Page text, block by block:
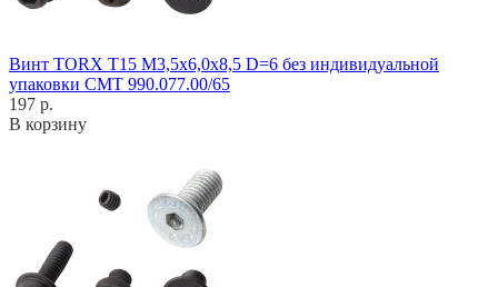
Винт TORX T15 M3,5x6,0x8,5 D=6 без индивидуальной
упаковки CMT 990.077.00/65
197 р.
В корзину